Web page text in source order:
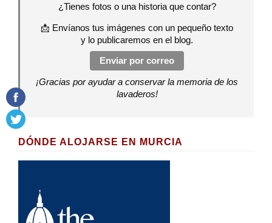
¿Tienes fotos o una historia que contar?
📩 Envíanos tus imágenes con un pequeño texto
y lo publicaremos en el blog.
Enviar por correo
¡Gracias por ayudar a conservar la memoria de los
lavaderos!
DÓNDE ALOJARSE EN MURCIA